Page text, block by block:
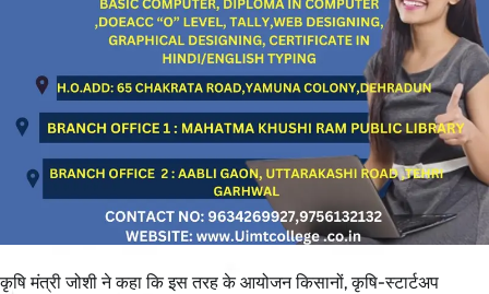
कृषि मंत्री जोशी ने कहा कि इस तरह के आयोजन किसानों, कृषि-स्टार्टअप